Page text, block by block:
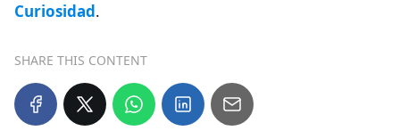
Curiosidad.
SHARE THIS CONTENT